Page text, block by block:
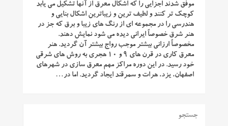
موفق شدند اجزایی را که اشکال معرق از آنها تشکیل می یابد
کوچک تر کنند و لطیف ترین و زیباترین اشکال بنایی و
هندرسی را در مجموعه ای از رنگ های زیبا و برق که جز در
هنر شرق خصوصاً ایرانی دیده می شود نمایش دهند.
مخصوصاً ارزانی بیشتر موجب رواج بیشتر آن گردید. هنر
معرق کاری در قرن های ۹ و ۱۰ هجری به روش های شرقی
خود رسید. در این دوره مراکز مهم معرق سازی در شهرهای
اصفهان، یزد، هرات و سمرقند ایجاد گردید. اما در…
جستجو